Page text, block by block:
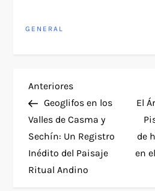
GENERAL
N
a
v
e
Entrada
anterior
Anteriores
Geoglifos en los
Valles de Casma y
Sechín: Un Registro
Inédito del Paisaje
Ritual Andino
El
de
en